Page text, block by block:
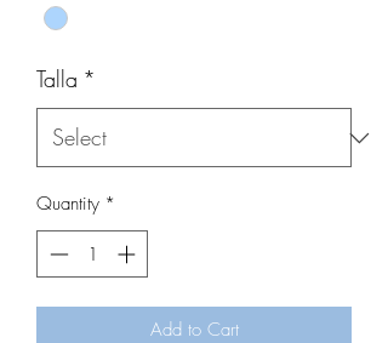
Talla *
Quantity *
Add to Cart